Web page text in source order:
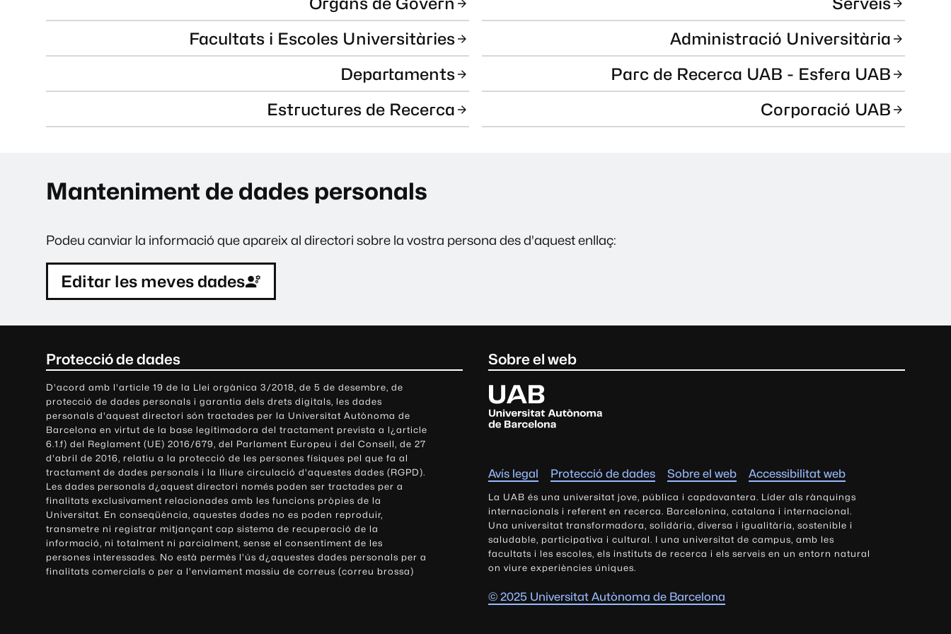
Facultats i Escoles Universitàries
Departaments
Estructures de Recerca
Administració Universitària
Parc de Recerca UAB - Esfera UAB
Corporació UAB
Manteniment de dades personals
Podeu canviar la informació que apareix al directori sobre la vostra persona des d'aquest enllaç:
Editar les meves dades
Protecció de dades
D'acord amb l'article 19 de la Llei orgànica 3/2018, de 5 de desembre, de
protecció de dades personals i garantia dels drets digitals, les dades
personals d'aquest directori són tractades per la Universitat Autònoma de
Barcelona en virtut de la base legitimadora del tractament prevista a l¿article
6.1.f) del Reglament (UE) 2016/679, del Parlament Europeu i del Consell, de 27
d'abril de 2016, relatiu a la protecció de les persones físiques pel que fa al
tractament de dades personals i la lliure circulació d'aquestes dades (RGPD).
Les dades personals d¿aquest directori només poden ser tractades per a
finalitats exclusivament relacionades amb les funcions pròpies de la
Universitat. En conseqüència, aquestes dades no es poden reproduir,
transmetre ni registrar mitjançant cap sistema de recuperació de la
informació, ni totalment ni parcialment, sense el consentiment de les
persones interessades. No està permès l'ús d¿aquestes dades personals per a
finalitats comercials o per a l'enviament massiu de correus (correu brossa)
Sobre el web
U
n
i
s
i
t
a
t
A
u
t
ò
Avís legal Protecció de dades Sobre el web Accessibilitat web
La UAB és una universitat jove, pública i capdavantera. Líder als rànquings
internacionals i referent en recerca. Barcelonina, catalana i internacional.
Una universitat transformadora, solidària, diversa i igualitària, sostenible i
saludable, participativa i cultural. I una universitat de campus, amb les
facultats i les escoles, els instituts de recerca i els serveis en un entorn natural
on viure experiències úniques.
© 2025 Universitat Autònoma de Barcelona